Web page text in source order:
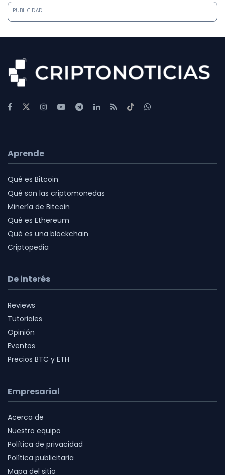
PUBLICIDAD
Aprende
Qué es Bitcoin
Qué son las criptomonedas
Minería de Bitcoin
Qué es Ethereum
Qué es una blockchain
Criptopedia
De interés
Reviews
Tutoriales
Opinión
Eventos
Precios BTC y ETH
Empresarial
Acerca de
Nuestro equipo
Política de privacidad
Política publicitaria
Mapa del sitio